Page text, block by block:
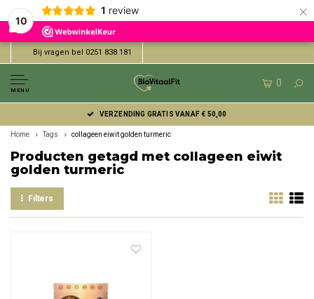
10
1 review ×
Bij vragen bel 0251 838 181
MENU
0
VERZENDING GRATIS VANAF € 50,00
Home Tags collageen eiwit golden turmeric
Producten getagd met collageen eiwit
golden turmeric
Filters